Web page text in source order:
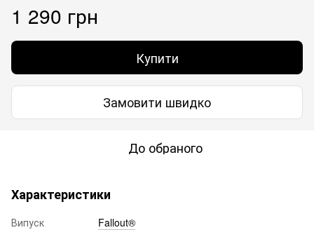
1 290 грн
Купити
Замовити швидко
До обраного
Характеристики
Випуск
Fallout®